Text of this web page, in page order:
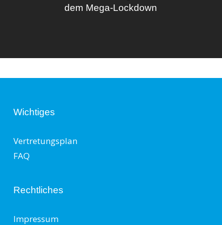
dem Mega-Lockdown
Wichtiges
Vertretungsplan
FAQ
Rechtliches
Impressum